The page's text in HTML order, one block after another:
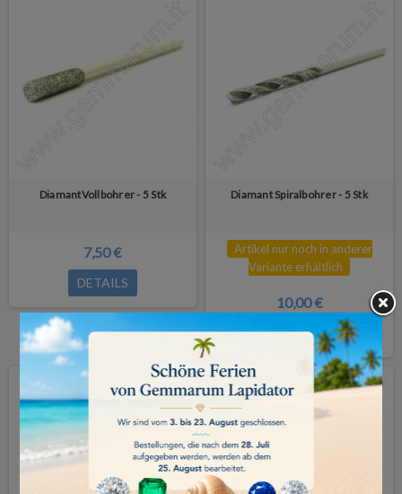
DiamantVollbohrer - 5 Stk
7,50 €
DETAILS
Diamant Spiralbohrer - 5 Stk
Artikel nur noch in anderer
Variante erhältlich
10,00 €
DETAILS